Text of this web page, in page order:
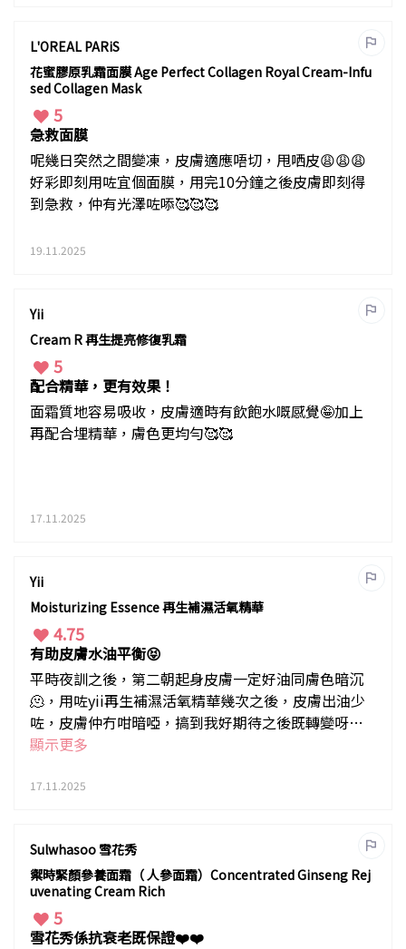
L'OREAL PARiS
花蜜膠原乳霜面膜 Age Perfect Collagen Royal Cream-Infu
sed Collagen Mask
5
急救面膜
呢幾日突然之間變凍，皮膚適應唔切，甩哂皮😩😩😩
好彩即刻用咗宜個面膜，用完10分鐘之後皮膚即刻得
到急救，仲有光澤咗㖭🥰🥰🥰
19.11.2025
Yii
Cream R 再生提亮修復乳霜
5
配合精華，更有效果！
面霜質地容易吸收，皮膚適時有飲飽水嘅感覺🤪加上
再配合埋精華，膚色更均勻🥰🥰
17.11.2025
Yii
Moisturizing Essence 再生補濕活氧精華
4.75
有助皮膚水油平衡😝
平時夜訓之後，第二朝起身皮膚一定好油同膚色暗沉
🫠，用咗yii再生補濕活氧精華幾次之後，皮膚出油少
咗，皮膚仲冇咁暗啞，搞到我好期待之後既轉變呀🤣
🤣🤣
顯示更多
17.11.2025
Sulwhasoo 雪花秀
禦時緊顏參養面霜（ 人參面霜）Concentrated Ginseng Rej
uvenating Cream Rich
5
雪花秀係抗衰老既保證❤️❤️